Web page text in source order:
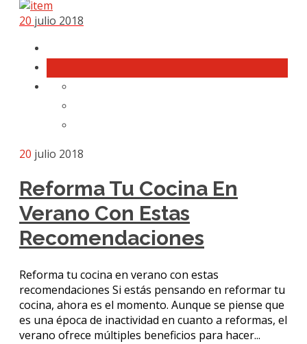
20 julio 2018
20 julio 2018
Reforma Tu Cocina En
Verano Con Estas
Recomendaciones
Reforma tu cocina en verano con estas
recomendaciones Si estás pensando en reformar tu
cocina, ahora es el momento. Aunque se piense que
es una época de inactividad en cuanto a reformas, el
verano ofrece múltiples beneficios para hacer...